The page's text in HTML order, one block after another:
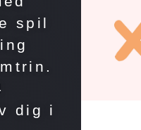
spil
dig i